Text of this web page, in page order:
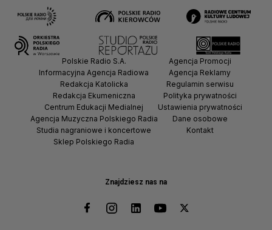
Znajdziesz nas na
Polskie Radio S.A.
Informacyjna Agencja Radiowa
Redakcja Katolicka
Redakcja Ekumeniczna
Centrum Edukacji Medialnej
Agencja Muzyczna Polskiego Radia
Studia nagraniowe i koncertowe
Sklep Polskiego Radia
Agencja Promocji
Agencja Reklamy
Regulamin serwisu
Polityka prywatności
Ustawienia prywatności
Dane osobowe
Kontakt